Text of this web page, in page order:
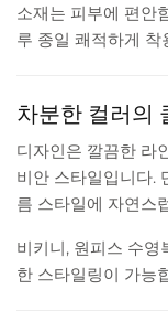
소재는 피부에 편안
루 종일 쾌적하게 착
차분한 컬러의
디자인은 깔끔한 라
비안 스타일입니다.
름 스타일에 자연스
비키니, 원피스 수
한 스타일링이 가능